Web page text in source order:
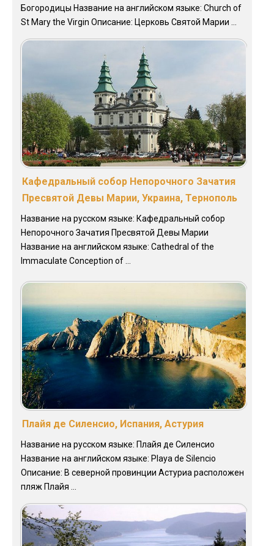
Богородицы Название на английском языке: Church of
St Mary the Virgin Описание: Церковь Святой Марии ...
Кафедральный собор Непорочного Зачатия
Пресвятой Девы Марии, Украина, Тернополь
Название на русском языке: Кафедральный собор
Непорочного Зачатия Пресвятой Девы Марии
Название на английском языке: Cathedral of the
Immaculate Conception of ...
Плайя де Силенсио, Испания, Астурия
Название на русском языке: Плайя де Силенсио
Название на английском языке: Playa de Silencio
Описание: В северной провинции Астуриа расположен
пляж Плайя ...